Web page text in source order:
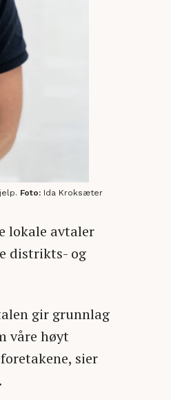
Foto:Ida Kroksæter
lokale avtaler
distrikts- og
gir grunnlag
våre høyt
sier